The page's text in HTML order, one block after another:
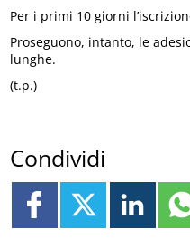
Per i primi 10 giorni
Proseguono, intanto, le
lunghe.
(t.p.)
Condividi